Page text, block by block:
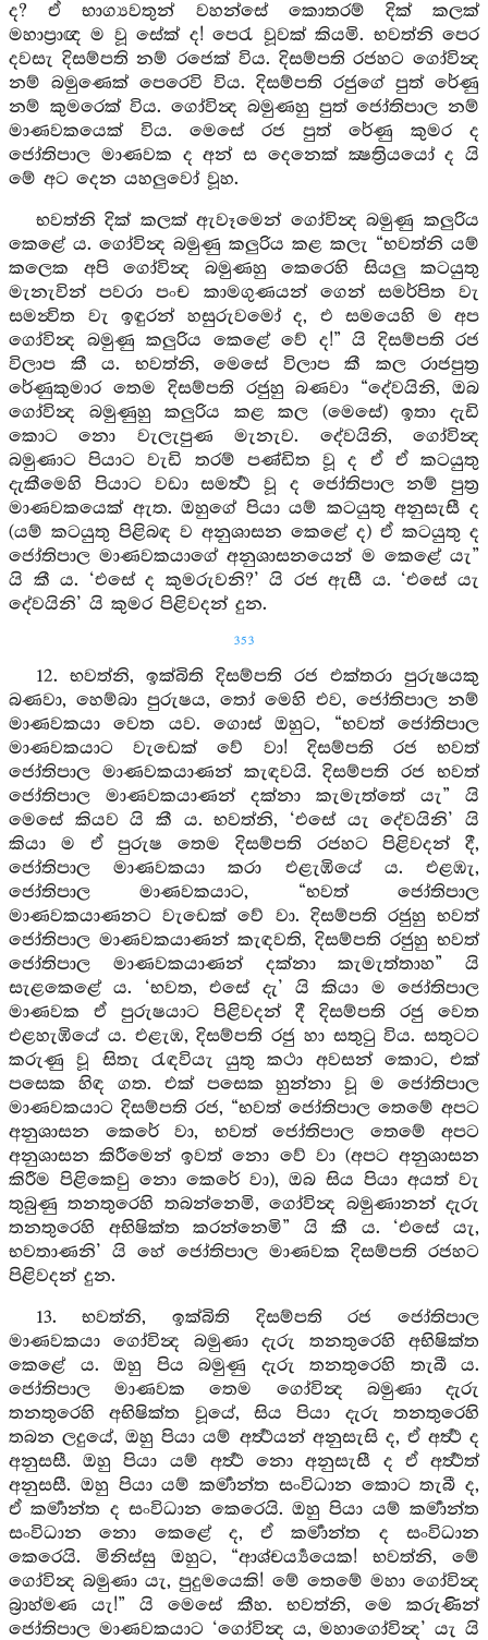
ද? ඒ භාග්‍යවතුන් වහන්සේ කොතරම් දික් කලක්
මහාප්‍රාඥ ම වූ සේක් ද! පෙරැ වූවක් කියමි. භවත්නි පෙර
දවසැ දිසම්පති නම් රජෙක් විය. දිසම්පති රජහට ගෝවින්‍ද
නම් බමුණෙක් පෙරෙවි විය. දිසම්පති රජුගේ පුත් රේණු
නම් කුමරෙක් විය. ගෝවින්‍ද බමුණහු පුත් ජෝතිපාල නම්
මාණවකයෙක් විය. මෙසේ රජ පුත් රේණු කුමර ද
ජෝතිපාල මාණවක ද අන් ස දෙනෙක් ක්‍ෂත්‍රියයෝ ද යි
මේ අට දෙන යහලුවෝ වූහ.
භවත්නි දික් කලක් ඇවෑමෙන් ගෝවින්‍ද බමුණු කලුරිය
කෙළේ ය. ගෝවින්‍ද බමුණු කලුරිය කළ කලැ “භවත්නි යම්
කලෙක අපි ගෝවින්‍ද බමුණහු කෙරෙහි සියලු කටයුතු
මැනැවින් පවරා පංච කාමගුණයන් ගෙන් සමර්පිත වැ
සමන්‍විත වැ ඉඳුරන් හසුරුවමෝ ද, එ සමයෙහි ම අප
ගෝවින්‍ද බමුණු කලුරිය කෙළේ වේ ද!” යි දිසම්පති රජ
විලාප කී ය. භවත්නි, මෙසේ විලාප කී කල රාජපුත්‍ර
රේණුකුමාර තෙම දිසම්පති රජුහු බණවා “දේවයිනි, ඔබ
ගෝවින්‍ද බමුණුහු කලුරිය කළ කල (මෙසේ) ඉතා දැඩි
කොට නො වැලැපුණ මැනැව. දේවයිනි, ගෝවින්‍ද
බමුණාට පියාට වැඩි තරම් පණ්ඩිත වූ ද ඒ ඒ කටයුතු
දැකීමෙහි පියාට වඩා සමර්‍ත්‍ථ වූ ද ජෝතිපාල නම් පුත්‍ර
මාණවකයෙක් ඇත. ඔහුගේ පියා යම් කටයුතු අනුසැසී ද
(යම් කටයුතු පිළිබඳ ව අනුශාසන කෙළේ ද) ඒ කටයුතු ද
ජෝතිපාල මාණවකයාගේ අනුශාසනයෙන් ම කෙළේ යැ”
යි කී ය. ‘එසේ ද කුමරුවනි?’ යි රජ ඇසී ය. ‘එසේ යැ
දේවයිනි’ යි කුමර පිළිවදන් දුන.
353
12. භවත්නි, ඉක්බිති දිසම්පති රජ එක්තරා පුරුෂයකු
බණවා, හෙම්බා පුරුෂය, තෝ මෙහි එව, ජෝතිපාල නම්
මාණවකයා වෙත යව. ගොස් ඔහුට, “භවත් ජෝතිපාල
මාණවකයාට වැඩෙක් වේ වා! දිසම්පති රජ භවත්
ජෝතිපාල මාණවකයාණන් කැඳවයි. දිසම්පති රජ භවත්
ජෝතිපාල මාණවකයාණන් දක්නා කැමැත්තේ යැ” යි
මෙසේ කියව යි කී ය. භවත්නි, ‘එසේ යැ දේවයිනි’ යි
කියා ම ඒ පුරුෂ තෙම දිසම්පති රජහට පිළිවදන් දී,
ජෝතිපාල මාණවකයා කරා එළැඹියේ ය. එළඹැ,
ජෝතිපාල මාණවකයාට, “භවත් ජෝතිපාල
මාණවකයාණනට වැඩෙක් වේ වා. දිසම්පති රජුහු භවත්
ජෝතිපාල මාණවකයාණන් කැඳවති, දිසම්පති රජුහු භවත්
ජෝතිපාල මාණවකයාණන් දක්නා කැමැත්තාහ” යි
සැළකෙළේ ය. ‘භවත, එසේ දැ’ යි කියා ම ජෝතිපාල
මාණවක ඒ පුරුෂයාට පිළිවදන් දී දිසම්පති රජු වෙත
එළහැඹියේ ය. එළැඹ, දිසම්පති රජු හා සතුටු විය. සතුටට
කරුණු වූ සිතැ රැඳවියැ යුතු කථා අවසන් කොට, එක්
පසෙක හිඳ ගත. එක් පසෙක හුන්නා වූ ම ජෝතිපාල
මාණවකයාට දිසම්පති රජ, “භවත් ජෝතිපාල තෙමේ අපට
අනුශාසන කෙරේ වා, භවත් ජෝතිපාල තෙමේ අපට
අනුශාසන කිරීමෙන් ඉවත් නො වේ වා (අපට අනුශාසන
කිරීම පිළිකෙවු නො කෙරේ වා), ඔබ සිය පියා අයත් වැ
තුබුණු තනතුරෙහි තබන්නෙමි, ගෝවින්‍ද බමුණානන් දැරු
තනතුරෙහි අභිෂික්ත කරන්නෙමි” යි කී ය. ‘එසේ යැ,
භවතාණනි’ යි හේ ජෝතිපාල මාණවක දිසම්පති රජහට
පිළිවදන් දුන.
13. භවත්නි, ඉක්බිති දිසම්පති රජ ජෝතිපාල
මාණවකයා ගෝවින්‍ද බමුණා දැරු තනතුරෙහි අභිෂික්ත
කෙළේ ය. ඔහු පිය බමුණු දැරු තනතුරෙහි තැබී ය.
ජෝතිපාල මාණවක තෙම ගෝවින්‍ද බමුණා දැරු
තනතුරෙහි අභිෂික්ත වූයේ, සිය පියා දැරු තනතුරෙහි
තබන ලදුයේ, ඔහු පියා යම් අර්‍ත්‍ථයන් අනුසැසි ද, ඒ අර්‍ත්‍ථ ද
අනුසසී. ඔහු පියා යම් අර්‍ත්‍ථ නො අනුසැසී ද ඒ අර්‍ත්‍ථත්
අනුසසී. ඔහු පියා යම් කර්‍මාන්ත සංවිධාන කොට තැබී ද,
ඒ කර්‍මාන්ත ද සංවිධාන කෙරෙයි. ඔහු පියා යම් කර්‍මාන්ත
සංවිධාන නො කෙළේ ද, ඒ කර්‍මාන්ත ද සංවිධාන
කෙරෙයි. මිනිස්සු ඔහුට, “ආශ්චර්‍ය්‍යයෙක! භවත්නි, මේ
ගෝවින්‍ද බමුණා යැ, පුදුමයෙකි! මේ තෙමේ මහා ගෝවින්‍ද
බ්‍රාහ්මණ යැ!” යි මෙසේ කීහ. භවත්නි, මෙ කරුණින්
ජෝතිපාල මාණවකයාට ‘ගෝවින්‍ද ය, මහාගෝවින්‍ද’ යැ යි